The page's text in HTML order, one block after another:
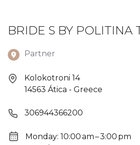
BRIDE S BY POLITINA
Partner
Kolokotroni 14
14563 Ática - Greece
306944366200
Monday: 10:00 am – 3:00 pm